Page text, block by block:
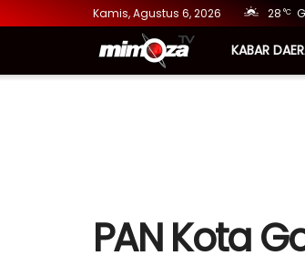
Kamis, Agustus 6, 2026 28 °C
KABAR
PAN Kota